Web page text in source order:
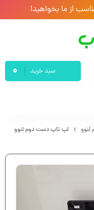
از ما بخواهید!
سبد خرید 0
لپ تاپ دست دوم لنوو